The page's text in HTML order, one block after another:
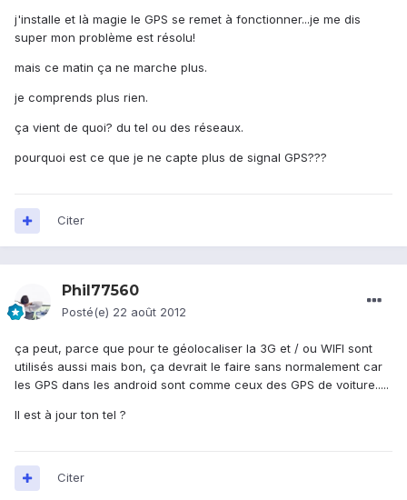
j'installe et là magie le GPS se remet à fonctionner...je me dis
super mon problème est résolu!
mais ce matin ça ne marche plus.
je comprends plus rien.
ça vient de quoi? du tel ou des réseaux.
pourquoi est ce que je ne capte plus de signal GPS???
Citer
Phil77560
Posté(e) 22 août 2012
ça peut, parce que pour te géolocaliser la 3G et / ou WIFI sont
utilisés aussi mais bon, ça devrait le faire sans normalement car
les GPS dans les android sont comme ceux des GPS de voiture.....
Il est à jour ton tel ?
Citer